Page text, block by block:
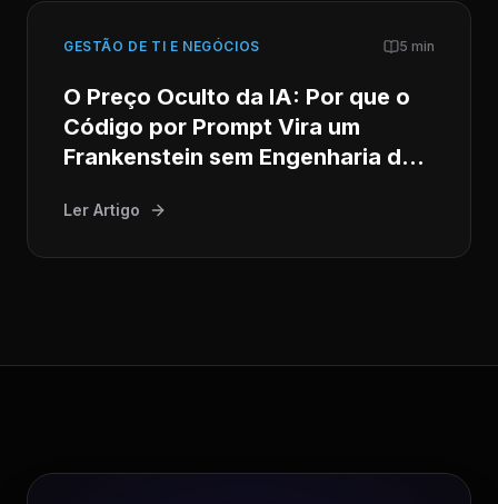
GESTÃO DE TI E NEGÓCIOS 5 min
O Preço Oculto da IA: Por que o
Código por Prompt Vira um
Frankenstein sem Engenharia de
Ler Artigo